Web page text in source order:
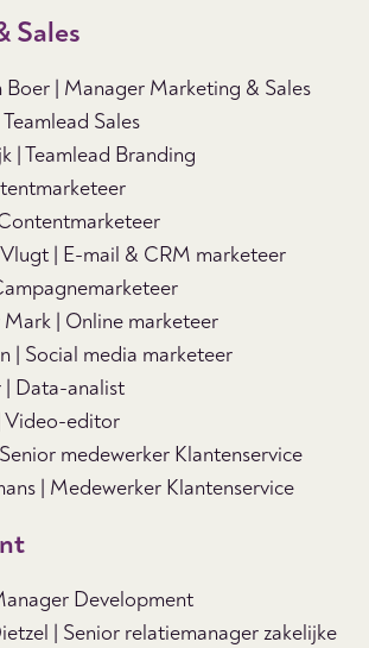
Sales
Boer | Manager Marketing & Sales
Sales
| Teamlead Branding
| E-mail & CRM marketeer
| Online marketeer
| Social media marketeer
| Data-analist
Video-editor
medewerker Klantenservice
| Medewerker Klantenservice
Development
| Senior relatiemanager zakelijke